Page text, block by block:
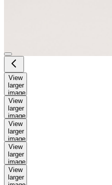
View
larger
image
View
larger
image
View
larger
image
View
larger
image
View
larger